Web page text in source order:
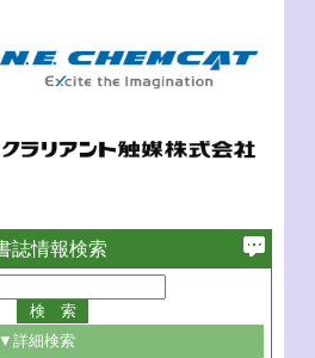
誌情報検索
▼詳細検索